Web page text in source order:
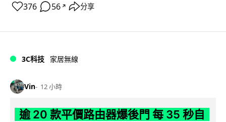
376 56 ↗ 分享
3C科技 家居無線
Vin 12 小時
逾 20 款平價路由器爆後門 每 35 秒自